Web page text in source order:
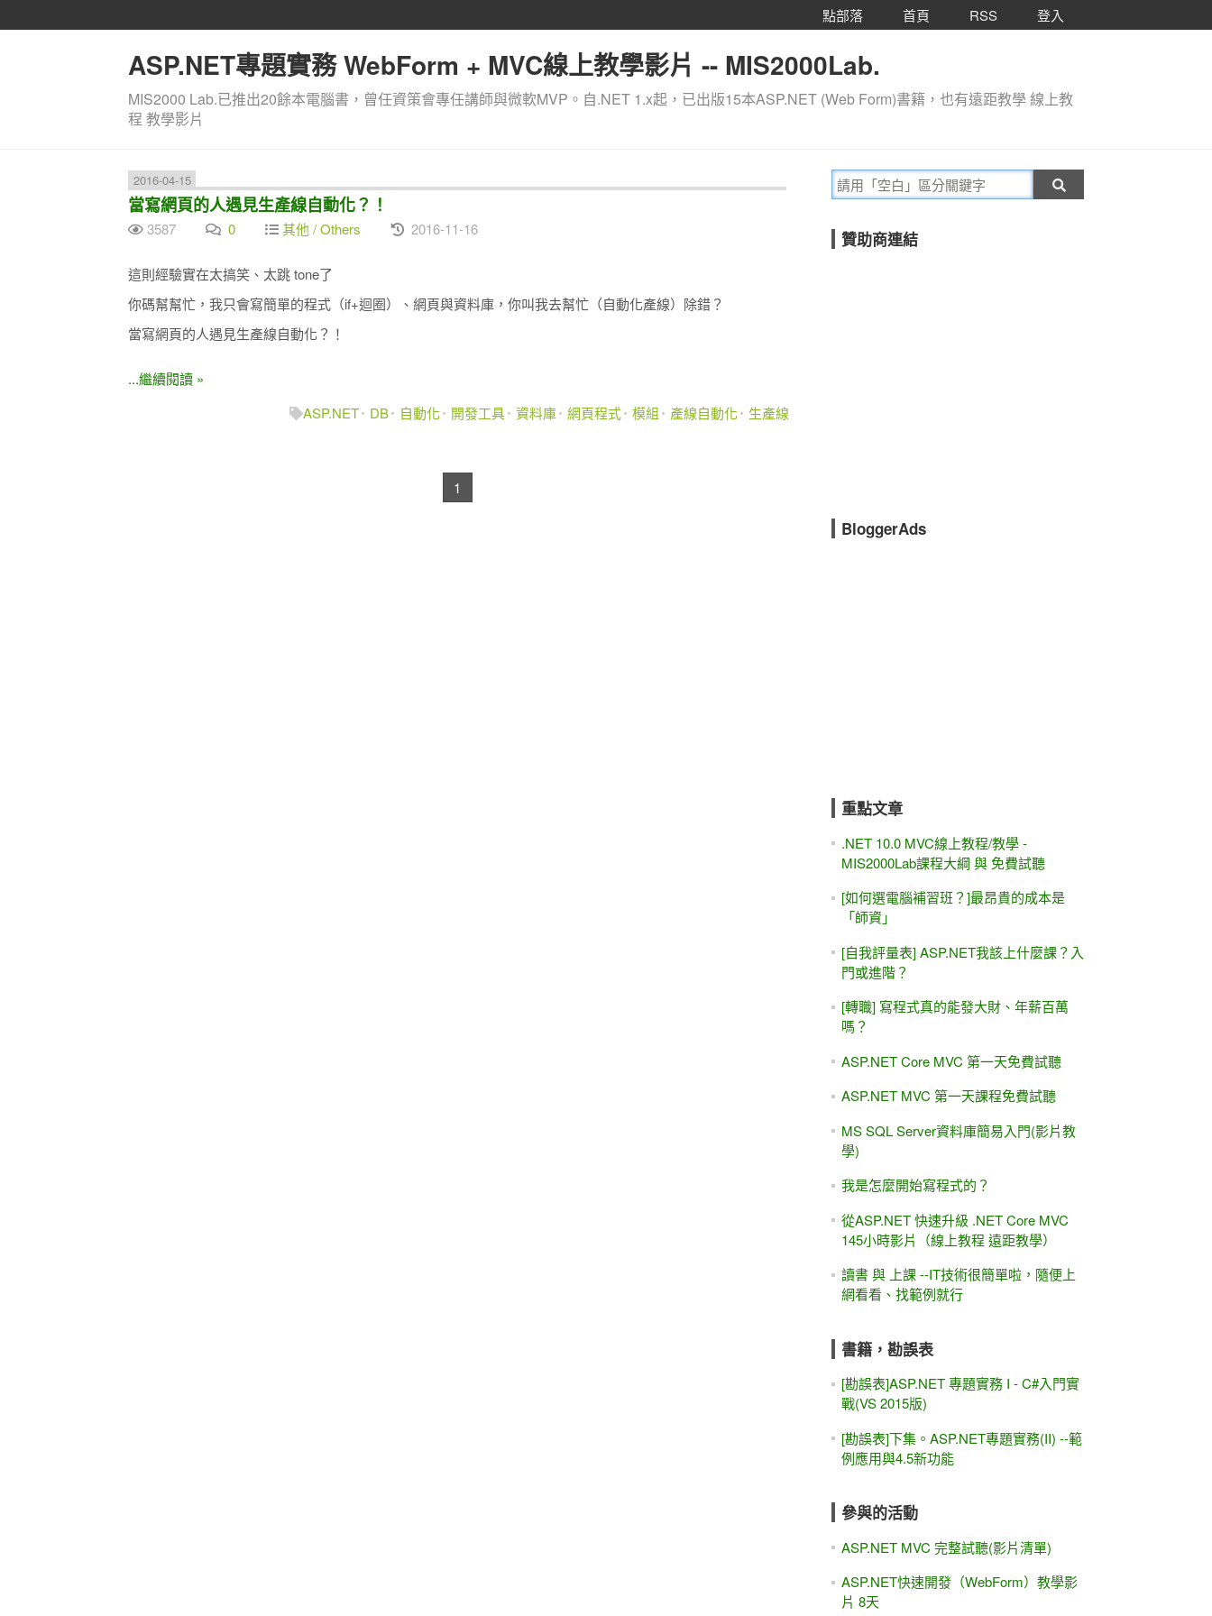
點部落 首頁 RSS 登入
ASP.NET專題實務 WebForm + MVC線上教學影片 -- MIS2000Lab.
MIS2000 Lab.已推出20餘本電腦書，曾任資策會專任講師與微軟MVP。自.NET 1.x起，已出版15本ASP.NET (Web Form)書籍，也有遠距教學 線上教
程 教學影片
2016-04-15
當寫網頁的人遇見生產線自動化？！
3587 0 其他 / Others 2016-11-16
這則經驗實在太搞笑、太跳 tone了
你碼幫幫忙，我只會寫簡單的程式（if+迴圈）、網頁與資料庫，你叫我去幫忙（自動化產線）除錯？
當寫網頁的人遇見生產線自動化？！
...繼續閱讀 »
ASP.NET
DB 自動化 開發工具 資料庫 網頁程式 模組 產線自動化 生產線
1
贊助商連結
BloggerAds
重點文章
.NET 10.0 MVC線上教程/教學 -
MIS2000Lab課程大綱 與 免費試聽
[如何選電腦補習班？]最昂貴的成本是
「師資」
[自我評量表] ASP.NET我該上什麼課？入
門或進階？
[轉職] 寫程式真的能發大財、年薪百萬
嗎？
ASP.NET Core MVC 第一天免費試聽
ASP.NET MVC 第一天課程免費試聽
MS SQL Server資料庫簡易入門(影片教
學)
我是怎麼開始寫程式的？
從ASP.NET 快速升級 .NET Core MVC
145小時影片（線上教程 遠距教學）
讀書 與 上課 --IT技術很簡單啦，隨便上
網看看、找範例就行
書籍，勘誤表
[勘誤表]ASP.NET 專題實務 I - C#入門實
戰(VS 2015版)
[勘誤表]下集。ASP.NET專題實務(II) --範
例應用與4.5新功能
參與的活動
ASP.NET MVC 完整試聽(影片清單)
ASP.NET快速開發（WebForm）教學影
片 8天